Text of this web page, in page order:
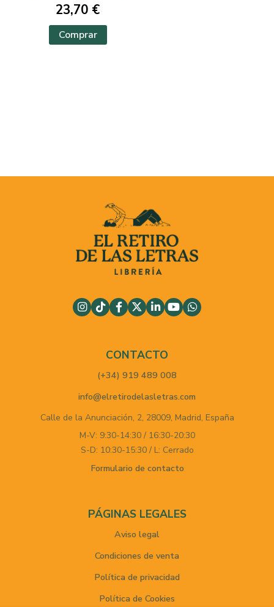
23,70 €
Comprar
CONTACTO
(+34) 919 489 008
info@elretirodelasletras.com
Calle de la Anunciación, 2, 28009, Madrid, España
M-V: 9:30-14:30 / 16:30-20:30
S-D: 10:30-15:30 / L: Cerrado
Formulario de contacto
PÁGINAS LEGALES
Aviso legal
Condiciones de venta
Política de privacidad
Política de Cookies